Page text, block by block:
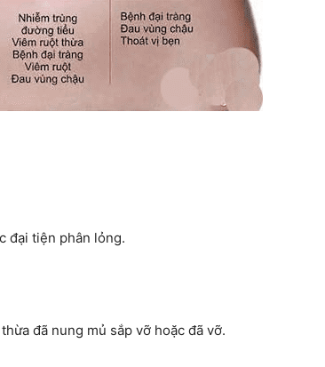
đại tiện phân lỏng.
đã nung mủ sắp vỡ hoặc đã vỡ.